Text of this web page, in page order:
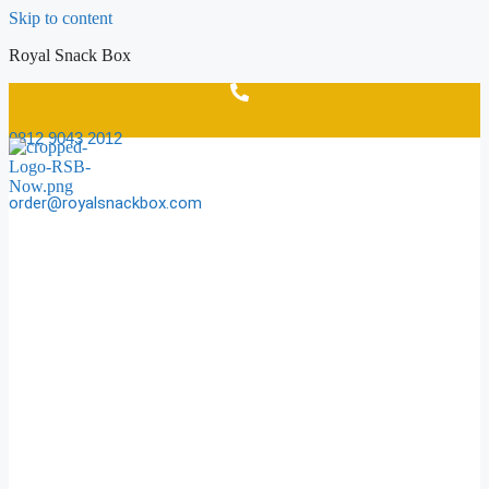
Skip to content
Royal Snack Box
0812 9043 2012
order@royalsnackbox.com